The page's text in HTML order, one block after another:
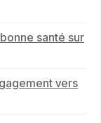
santé sur
vers